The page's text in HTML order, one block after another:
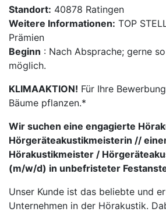
Standort: 40878 Ratingen
Weitere Informationen: TOP
Prämien
Beginn : Nach Absprache; gerne
möglich.
KLIMAAKTION! Für Ihre
Bäume pflanzen.*
Wir suchen eine engagierte
Hörgeräteakustikmeisterin //
Hörakustikmeister /
(m/w/d) in unbefristeter
Unser Kunde ist das beliebte und
Unternehmen in der Hörakustik.